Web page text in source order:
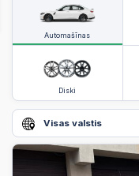
Automašīnas
Diski
Visas valstis